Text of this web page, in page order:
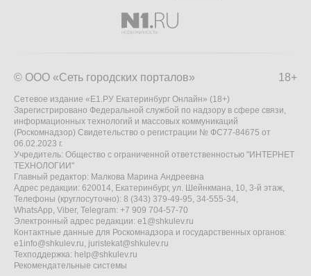
18+
© ООО «Сеть городских порталов»
Сетевое издание «Е1.РУ Екатеринбург Онлайн» (18+)
Зарегистрировано Федеральной службой по надзору в сфере связи,
информационных технологий и массовых коммуникаций
(Роскомнадзор) Свидетельство о регистрации № ФС77-84675 от
06.02.2023 г.
Учредитель: Общество с ограниченной ответственностью "ИНТЕРНЕТ
ТЕХНОЛОГИИ"
Главный редактор: Малкова Марина Андреевна
Адрес редакции: 620014, Екатеринбург, ул. Шейнкмана, 10, 3-й этаж,
Телефоны (круглосуточно): 8 (343) 379-49-95, 34-555-34,
WhatsApp, Viber, Telegram: +7 909 704-57-70
Электронный адрес редакции: e1@shkulev.ru
Контактные данные для Роскомнадзора и государственных органов:
e1info@shkulev.ru, juristekat@shkulev.ru
Техподдержка: help@shkulev.ru
Рекомендательные системы